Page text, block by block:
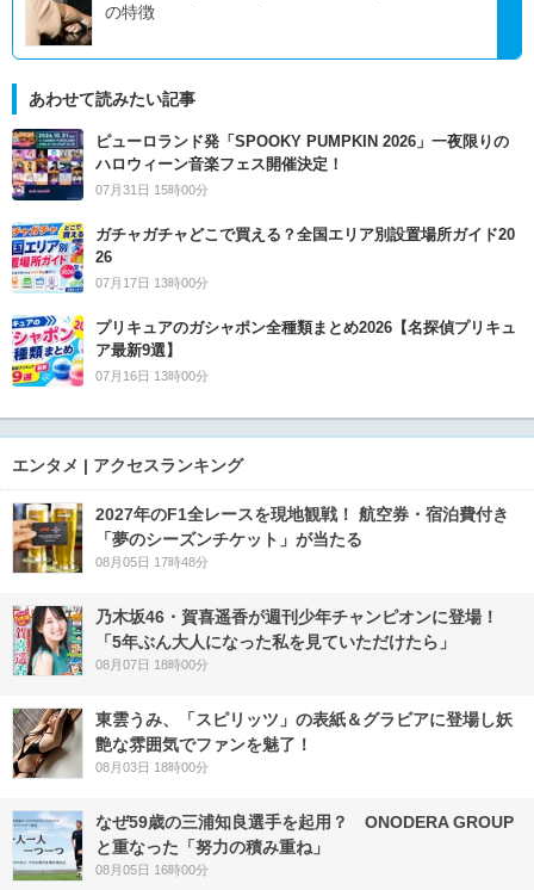
の特徴
あわせて読みたい記事
ピューロランド発「SPOOKY PUMPKIN 2026」一夜限りの
ハロウィーン音楽フェス開催決定！
07月31日 15時00分
ガチャガチャどこで買える？全国エリア別設置場所ガイド20
26
07月17日 13時00分
プリキュアのガシャポン全種類まとめ2026【名探偵プリキュ
ア最新9選】
07月16日 13時00分
エンタメ | アクセスランキング
2027年のF1全レースを現地観戦！ 航空券・宿泊費付き
「夢のシーズンチケット」が当たる
08月05日 17時48分
乃木坂46・賀喜遥香が週刊少年チャンピオンに登場！
「5年ぶん大人になった私を見ていただけたら」
08月07日 18時00分
東雲うみ、「スピリッツ」の表紙＆グラビアに登場し妖
艶な雰囲気でファンを魅了！
08月03日 18時00分
なぜ59歳の三浦知良選手を起用？ ONODERA GROUP
と重なった「努力の積み重ね」
08月05日 16時00分